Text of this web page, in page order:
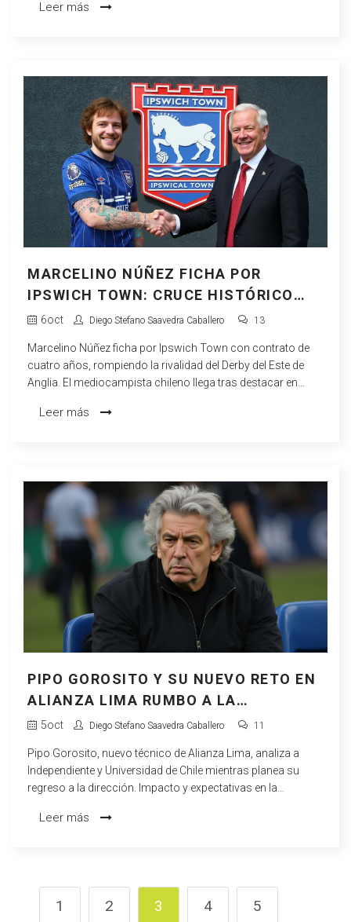
Leer más
MARCELINO NÚÑEZ FICHA POR
IPSWICH TOWN: CRUCE HISTÓRICO
DEL DERBY DEL ESTE DE ANGLIA
6oct Diego Stefano Saavedra Caballero 13
Marcelino Núñez ficha por Ipswich Town con contrato de
cuatro años, rompiendo la rivalidad del Derby del Este de
Anglia. El mediocampista chileno llega tras destacar en
Leer más
PIPO GOROSITO Y SU NUEVO RETO EN
ALIANZA LIMA RUMBO A LA
SUDAMERICANA
5oct Diego Stefano Saavedra Caballero 11
Pipo Gorosito, nuevo técnico de Alianza Lima, analiza a
Independiente y Universidad de Chile mientras planea su
regreso a la dirección. Impacto y expectativas en la
Leer más
1 2 3 4 5